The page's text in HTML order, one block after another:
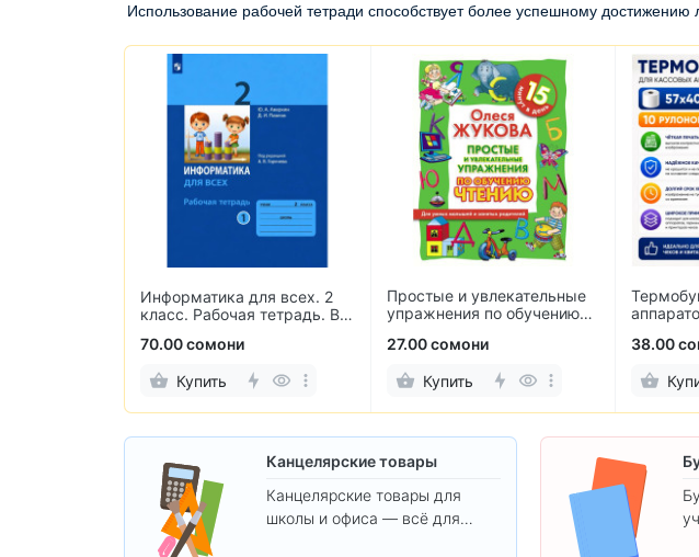
Использование рабочей тетради способствует более успешному
Информатика для всех. 2
класс. Рабочая тетрадь. В
70.00 сомони
Купить
Простые и увлекательные
упражнения по обучению
27.00 сомони
Купить
38.00
Канцелярские товары
Канцелярские товары для
школы и офиса — всё для